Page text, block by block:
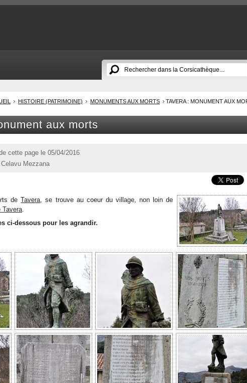
HISTOIRE (PATRIMOINE) MONUMENTS AUX MORTS TAVERA : MONUMENT AUX
aux morts
cette page le 05/04/2016
Mezzana
deTavera, se trouve au coeur du village, non loin de
Tavera.
ci-dessous pour les agrandir.